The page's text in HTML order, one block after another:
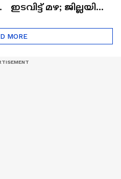
ഇടവിട്ട് മഴ; ജില്ലയിൽ
തുടരുന്നു |
Pathanamthitta
MORE